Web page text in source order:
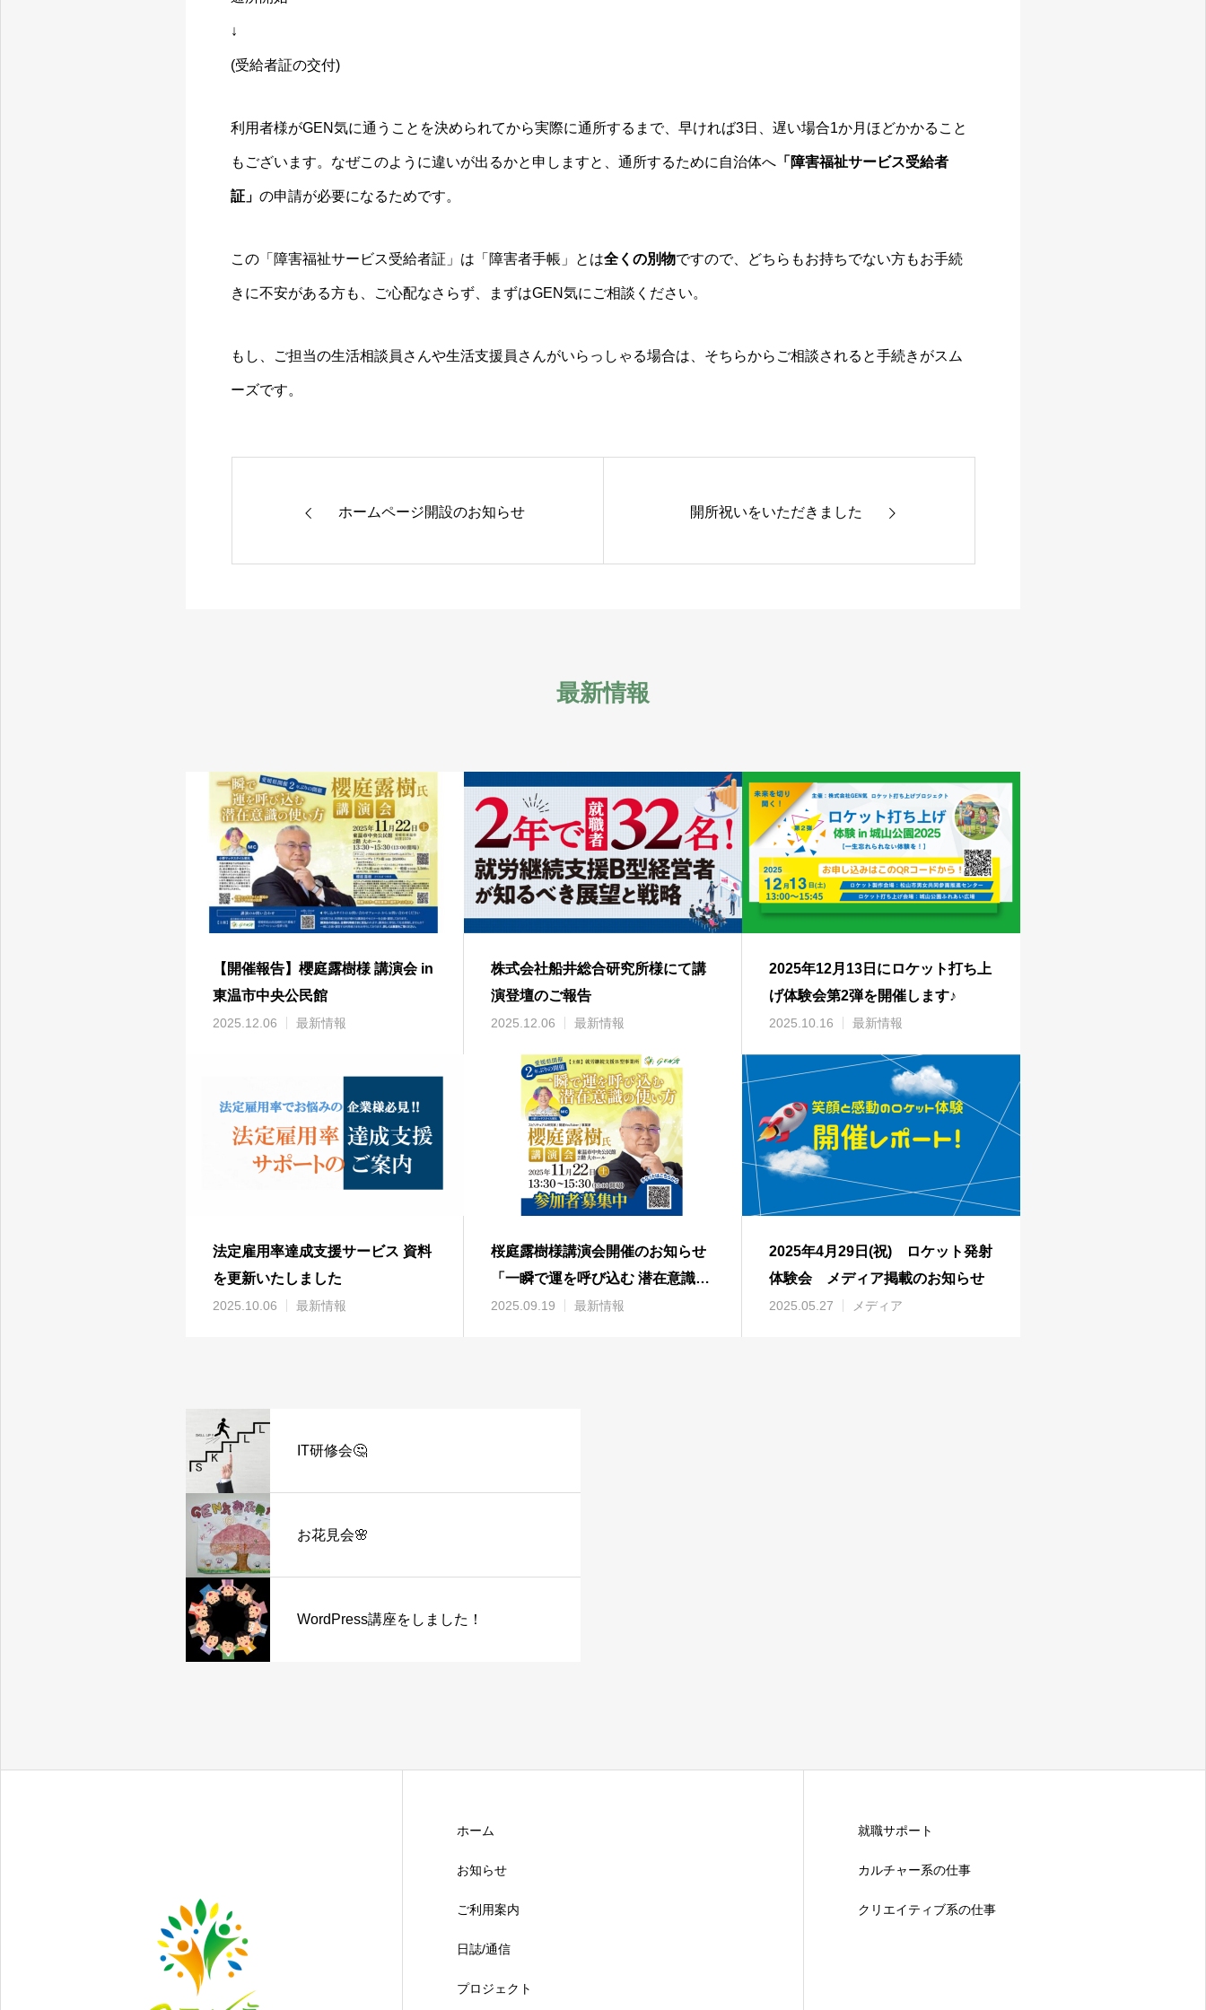
↓
(受給者証の交付)
利用者様がGEN気に通うことを決められてから実際に通所するまで、早ければ3日、遅い場合1か月ほどかかること
もございます。なぜこのように違いが出るかと申しますと、通所するために自治体へ 「障害福祉サービス受給者
証」 の申請が必要になるためです。
この「障害福祉サービス受給者証」は「障害者手帳」とは全くの別物ですので、どちらもお持ちでない方もお手続
きに不安がある方も、ご心配なさらず、まずはGEN気にご相談ください。
もし、ご担当の生活相談員さんや生活支援員さんがいらっしゃる場合は、そちらからご相談されると手続きがスム
ーズです。
ホームページ開設のお知らせ 開所祝いをいただきました
最新情報
【開催報告】櫻庭露樹様 講演会 in
東温市中央公民館
2025.12.06 最新情報
株式会社船井総合研究所様にて講
演登壇のご報告
2025.12.06 最新情報
2025年12月13日にロケット打ち上
げ体験会第2弾を開催します♪
2025.10.16 最新情報
法定雇用率達成支援サービス 資料
を更新いたしました
2025.10.06 最新情報
桜庭露樹様講演会開催のお知らせ
「一瞬で運を呼び込む 潜在意識の
使い方」
2025.09.19 最新情報
2025年4月29日(祝) ロケット発射
体験会 メディア掲載のお知らせ
2025.05.27 メディア
IT研修会🤔
お花見会🌸
WordPress講座をしました！
ホーム
お知らせ
ご利用案内
日誌/通信
プロジェクト
就職サポート
カルチャー系の仕事
クリエイティブ系の仕事